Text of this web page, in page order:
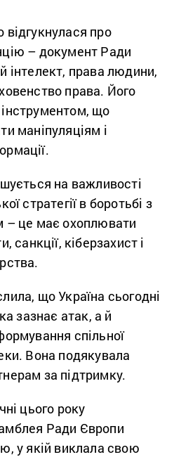
про
– документ Ради
інтелект, права людини,
права. Його
що
маніпуляціям і
на важливості
стратегії в боротьбі з
– це має охоплювати
санкції, кіберзахист і
що Україна сьогодні
зазнає атак, а й
спільної
Вона подякувала
за підтримку.
цього року
Ради Європи
у якій виклала свою